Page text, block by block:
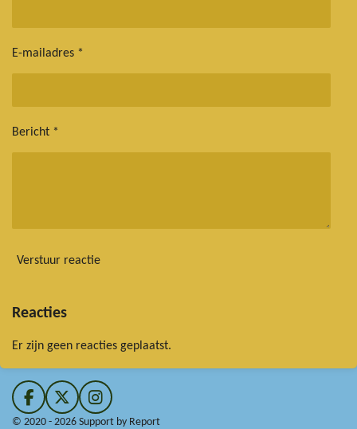
E-mailadres *
Bericht *
Verstuur reactie
Reacties
Er zijn geen reacties geplaatst.
F
a
X
I
n
© 2020 - 2026 Support by Report